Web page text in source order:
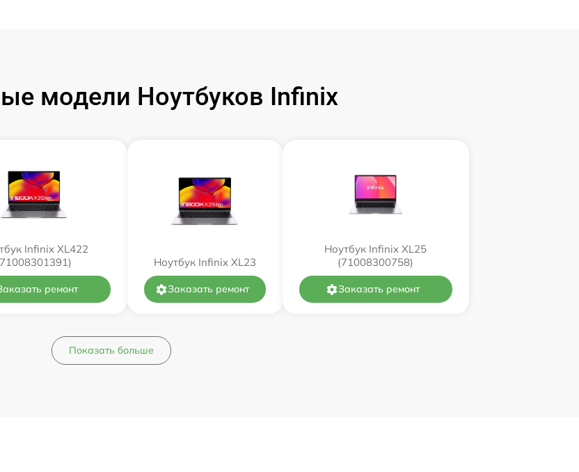
модели Ноутбуков Infinix
Infinix XL422
ремонт
Ноутбук Infinix XL23
Заказать ремонт
Ноутбук Infinix XL25
(71008300758)
Заказать ремонт
Показать больше